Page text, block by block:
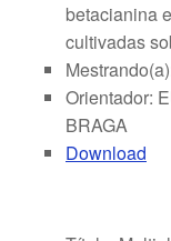
betacianina
cultivadas
Orientador:
BRAGA
Download